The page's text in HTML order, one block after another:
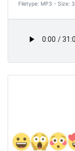
Filetype: MP3 - Size: